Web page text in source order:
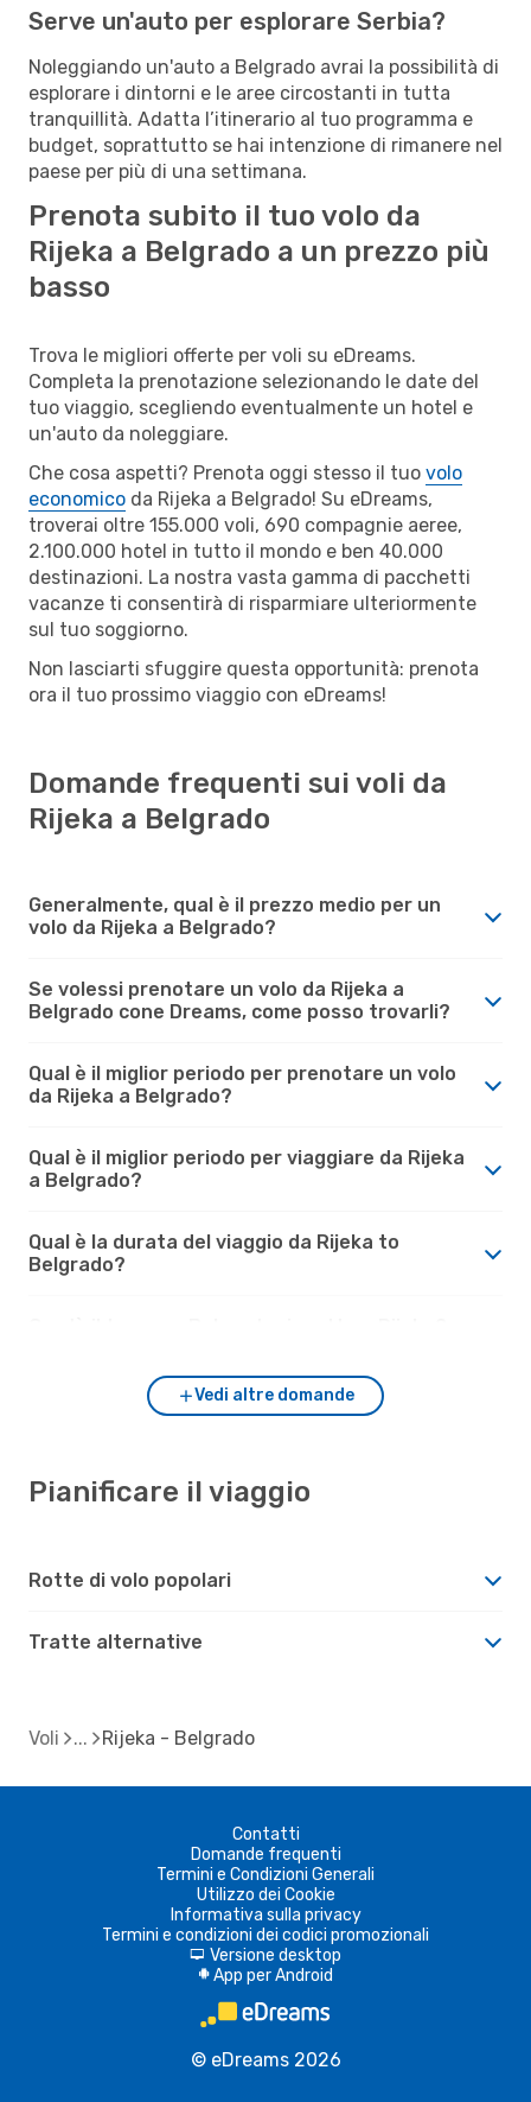
Serve un'auto per esplorare Serbia?
Noleggiando un'auto a Belgrado avrai la possibilità di
esplorare i dintorni e le aree circostanti in tutta
tranquillità. Adatta l’itinerario al tuo programma e
budget, soprattutto se hai intenzione di rimanere nel
paese per più di una settimana.
Prenota subito il tuo volo da
Rijeka a Belgrado a un prezzo più
basso
Trova le migliori offerte per voli su eDreams.
Completa la prenotazione selezionando le date del
tuo viaggio, scegliendo eventualmente un hotel e
un'auto da noleggiare.
Che cosa aspetti? Prenota oggi stesso il tuo volo
economico da Rijeka a Belgrado! Su eDreams,
troverai oltre 155.000 voli, 690 compagnie aeree,
2.100.000 hotel in tutto il mondo e ben 40.000
destinazioni. La nostra vasta gamma di pacchetti
vacanze ti consentirà di risparmiare ulteriormente
sul tuo soggiorno.
Non lasciarti sfuggire questa opportunità: prenota
ora il tuo prossimo viaggio con eDreams!
Domande frequenti sui voli da
Rijeka a Belgrado
Generalmente, qual è il prezzo medio per un
volo da Rijeka a Belgrado?
Se volessi prenotare un volo da Rijeka a
Belgrado cone Dreams, come posso trovarli?
Qual è il miglior periodo per prenotare un volo
da Rijeka a Belgrado?
Qual è il miglior periodo per viaggiare da Rijeka
a Belgrado?
Qual è la durata del viaggio da Rijeka to
Belgrado?
Vedi altre domande
Pianificare il viaggio
Rotte di volo popolari
Tratte alternative
Voli Rijeka - Belgrado
Contatti
Domande frequenti
Termini e Condizioni Generali
Utilizzo dei Cookie
Informativa sulla privacy
Termini e condizioni dei codici promozionali
d Versione desktop
A App per Android
© eDreams 2026